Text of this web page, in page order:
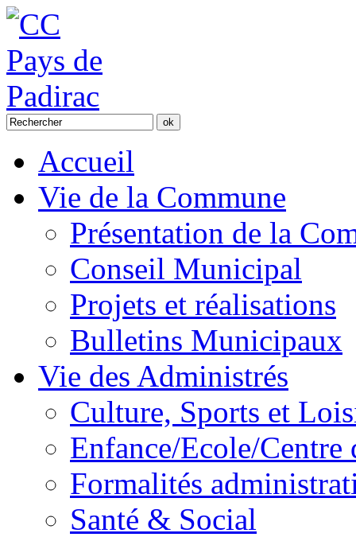
Accueil
Vie de la Commune
Présentation de la
Conseil Municipal
Projets et réalisations
Bulletins Municipaux
Vie des Administrés
Culture, Sports et
Enfance/Ecole/Centre
Formalités
Santé & Social